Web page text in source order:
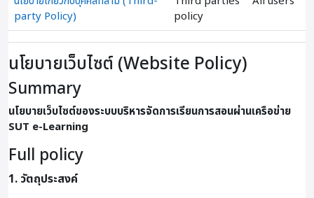
party Policy)
policy
นโยบายเว็บไซต์ (Website Policy)
Summary
นโยบายเว็บไซต์ของระบบบริหารจัดการเรียนการสอนผ่านเครือข่าย
SUT e-Learning
Full policy
1. วัตถุประสงค์